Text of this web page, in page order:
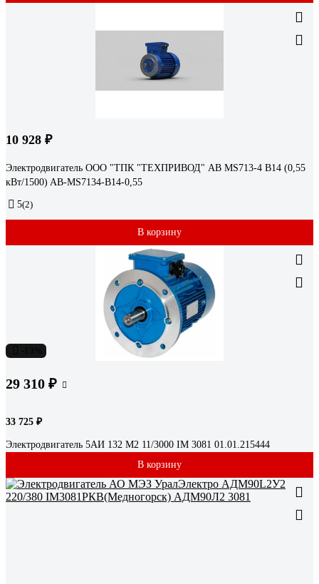
10 928 ₽
Электродвигатель ООО "ТПК "ТЕХПРИВОД" AB MS713-4 B14 (0,55
кВт/1500) AB-MS7134-B14-0,55
5(2)
В корзину
29 310 ₽
33 725 ₽
Электродвигатель 5АИ 132 М2 11/3000 IM 3081 01.01.215444
В корзину